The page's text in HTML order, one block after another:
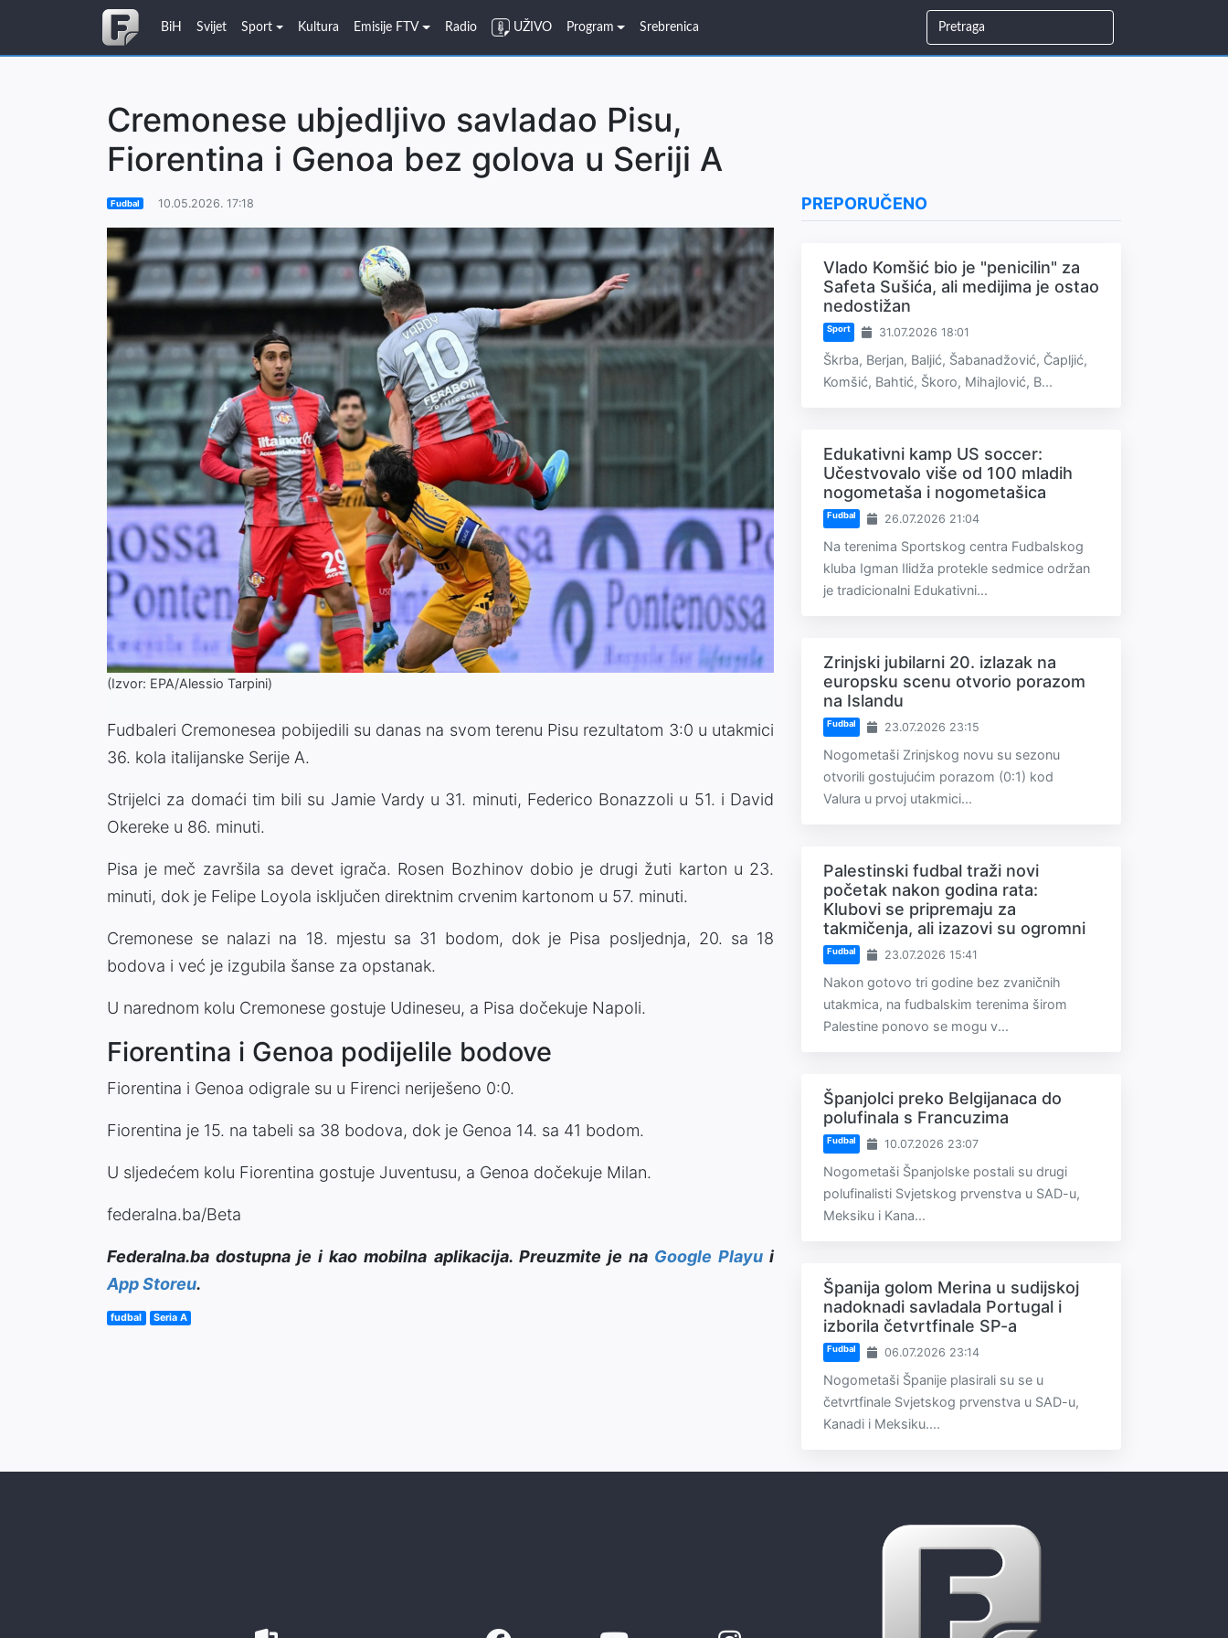
BiH Svijet Sport Kultura Emisije FTV Radio UŽIVO Program Srebrenica
Cremonese ubjedljivo savladao Pisu,
Fiorentina i Genoa bez golova u Seriji A
Fudbal 10.05.2026. 17:18
(Izvor: EPA/Alessio Tarpini)
Fudbaleri Cremonesea pobijedili su danas na svom terenu Pisu rezultatom 3:0 u utakmici
36. kola italijanske Serije A.
Strijelci za domaći tim bili su Jamie Vardy u 31. minuti, Federico Bonazzoli u 51. i David
Okereke u 86. minuti.
Pisa je meč završila sa devet igrača. Rosen Bozhinov dobio je drugi žuti karton u 23.
minuti, dok je Felipe Loyola isključen direktnim crvenim kartonom u 57. minuti.
Cremonese se nalazi na 18. mjestu sa 31 bodom, dok je Pisa posljednja, 20. sa 18
bodova i već je izgubila šanse za opstanak.
U narednom kolu Cremonese gostuje Udineseu, a Pisa dočekuje Napoli.
Fiorentina i Genoa podijelile bodove
Fiorentina i Genoa odigrale su u Firenci neriješeno 0:0.
Fiorentina je 15. na tabeli sa 38 bodova, dok je Genoa 14. sa 41 bodom.
U sljedećem kolu Fiorentina gostuje Juventusu, a Genoa dočekuje Milan.
federalna.ba/Beta
Federalna.ba dostupna je i kao mobilna aplikacija. Preuzmite je na Google Playui
App Storeu.
fudbal Seria A
PREPORUČENO
Vlado Komšić bio je "penicilin" za
Safeta Sušića, ali medijima je ostao
nedostižan
Sport 31.07.2026 18:01
Škrba, Berjan, Baljić, Šabanadžović, Čapljić,
Komšić, Bahtić, Škoro, Mihajlović, B...
Edukativni kamp US soccer:
Učestvovalo više od 100 mladih
nogometaša i nogometašica
Fudbal 26.07.2026 21:04
Na terenima Sportskog centra Fudbalskog
kluba Igman Ilidža protekle sedmice održan
je tradicionalni Edukativni...
Zrinjski jubilarni 20. izlazak na
europsku scenu otvorio porazom
na Islandu
Fudbal 23.07.2026 23:15
Nogometaši Zrinjskog novu su sezonu
otvorili gostujućim porazom (0:1) kod
Valura u prvoj utakmici...
Palestinski fudbal traži novi
početak nakon godina rata:
Klubovi se pripremaju za
takmičenja, ali izazovi su ogromni
Fudbal 23.07.2026 15:41
Nakon gotovo tri godine bez zvaničnih
utakmica, na fudbalskim terenima širom
Palestine ponovo se mogu v...
Španjolci preko Belgijanaca do
polufinala s Francuzima
Fudbal 10.07.2026 23:07
Nogometaši Španjolske postali su drugi
polufinalisti Svjetskog prvenstva u SAD-u,
Meksiku i Kana...
Španija golom Merina u sudijskoj
nadoknadi savladala Portugal i
izborila četvrtfinale SP-a
Fudbal 06.07.2026 23:14
Nogometaši Španije plasirali su se u
četvrtfinale Svjetskog prvenstva u SAD-u,
Kanadi i Meksiku....